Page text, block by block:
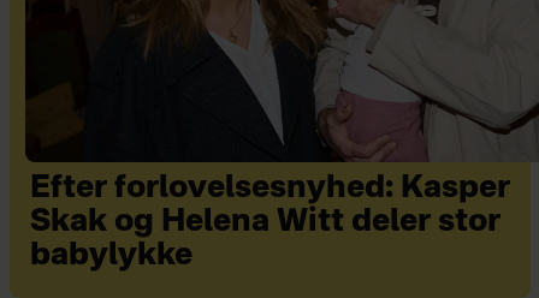
Efter forlovelsesnyhed: Kasper
Skak og Helena Witt deler stor
babylykke